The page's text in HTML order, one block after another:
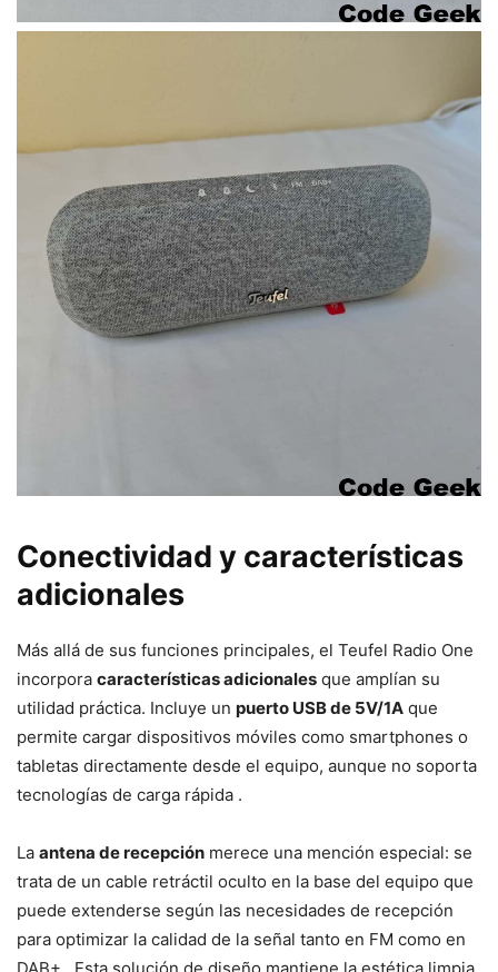
Conectividad y características
adicionales
Más allá de sus funciones principales, el Teufel Radio One
incorpora características adicionales que amplían su
utilidad práctica. Incluye un puerto USB de 5V/1A que
permite cargar dispositivos móviles como smartphones o
tabletas directamente desde el equipo, aunque no soporta
tecnologías de carga rápida .
La antena de recepción merece una mención especial: se
trata de un cable retráctil oculto en la base del equipo que
puede extenderse según las necesidades de recepción
para optimizar la calidad de la señal tanto en FM como en